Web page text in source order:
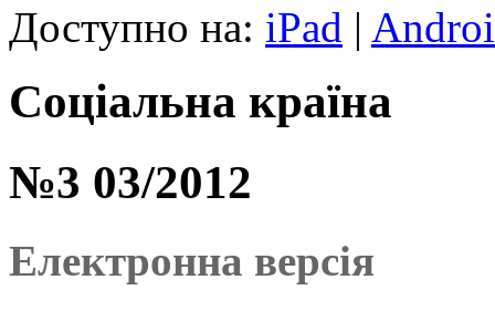
Доступно на: iPad |
Соціальна країна
№3 03/2012
Електронна версія